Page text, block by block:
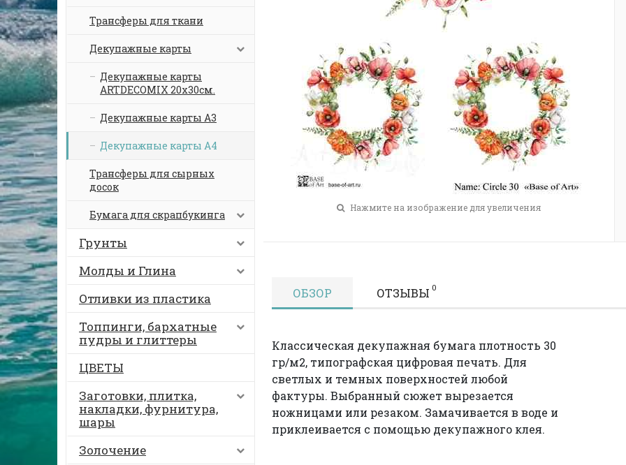
Трансферы для ткани
Декупажные карты
Декупажные карты
ARTDECOMIX 20х30см.
Декупажные карты А3
Декупажные карты А4
Трансферы для сырных
досок
Бумага для скрапбукинга
Грунты
Молды и Глина
Отливки из пластика
Топпинги, бархатные
пудры и глиттеры
ЦВЕТЫ
Заготовки, плитка,
накладки, фурнитура,
шары
Золочение
Нажмите на изображение для увеличения
ОБЗОР ОТЗЫВЫ 0
Классическая декупажная бумага плотность 30
гр/м2, типографская цифровая печать. Для
светлых и темных поверхностей любой
фактуры. Выбранный сюжет вырезается
ножницами или резаком. Замачивается в воде и
приклеивается с помощью декупажного клея.